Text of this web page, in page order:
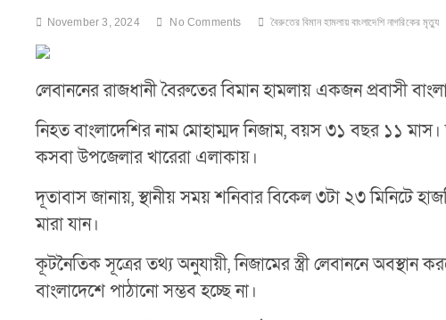
November 3, 2024 No Comments বৈরুতের বিমান হামলায় বাংলাদেশি নাগরিকের মৃত্যু
লেবাননের রাজধানী বৈরুতের বিমান হামলায় একজন প্রবাসী
নিহত বাংলাদেশির নাম মোহাম্মদ নিজাম, বয়স ৩১ বছর ১১
কসবা উপজেলার খারেরা এলাকায়।
দূতাবাস জানায়, স্থানীয় সময় শনিবার বিকেল ৩টা ২৩ মিনিটে
মারা যান।
কূটনৈতিক সূত্রের তথ্য অনুযায়ী, নিজামের স্ত্রী লেবাননে অবস্থান
বাংলাদেশে পাঠানো সম্ভব হচ্ছে না।